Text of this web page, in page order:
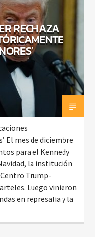
RECHAZA
El mes de diciembre
para el Kennedy
la institución
Trump-
Luego vinieron
en represalia y la